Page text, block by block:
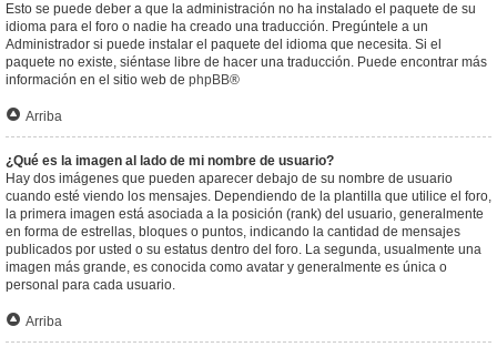
Esto se puede deber a que la administración no ha instalado el paquete de su
idioma para el foro o nadie ha creado una traducción. Pregúntele a un
Administrador si puede instalar el paquete del idioma que necesita. Si el
paquete no existe, siéntase libre de hacer una traducción. Puede encontrar más
información en el sitio web de phpBB®
Arriba
¿Qué es la imagen al lado de mi nombre de usuario?
Hay dos imágenes que pueden aparecer debajo de su nombre de usuario
cuando esté viendo los mensajes. Dependiendo de la plantilla que utilice el foro,
la primera imagen está asociada a la posición (rank) del usuario, generalmente
en forma de estrellas, bloques o puntos, indicando la cantidad de mensajes
publicados por usted o su estatus dentro del foro. La segunda, usualmente una
imagen más grande, es conocida como avatar y generalmente es única o
personal para cada usuario.
Arriba